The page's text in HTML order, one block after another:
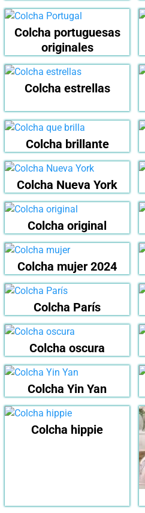
Colcha portuguesas
originales
Colcha estrellas
Colcha brillante
Colcha Nueva York
Colcha original
Colcha mujer 2024
Colcha París
Colcha oscura
Colcha Yin Yan
Colcha hippie